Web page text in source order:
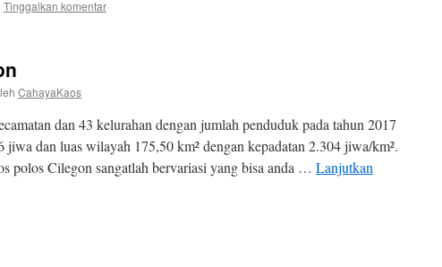
Tinggalkan komentar
CahayaKaos
dan 43 kelurahan dengan jumlah penduduk pada tahun 2017
jiwa dan luas wilayah 175,50 km² dengan kepadatan 2.304 jiwa/km².
polos Cilegon sangatlah bervariasi yang bisa anda … Lanjutkan